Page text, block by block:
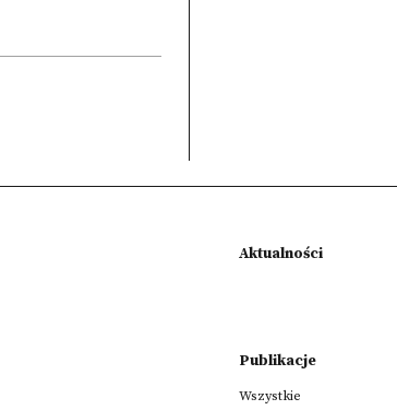
Aktualności
Publikacje
Wszystkie